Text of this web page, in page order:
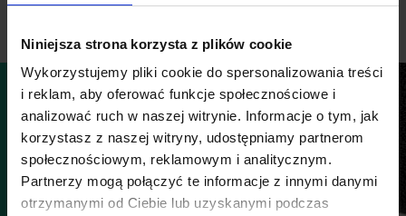
Niniejsza strona korzysta z plików cookie
Wykorzystujemy pliki cookie do spersonalizowania treści
i reklam, aby oferować funkcje społecznościowe i
analizować ruch w naszej witrynie. Informacje o tym, jak
korzystasz z naszej witryny, udostępniamy partnerom
społecznościowym, reklamowym i analitycznym.
Partnerzy mogą połączyć te informacje z innymi danymi
otrzymanymi od Ciebie lub uzyskanymi podczas
SUPPORT 24/7